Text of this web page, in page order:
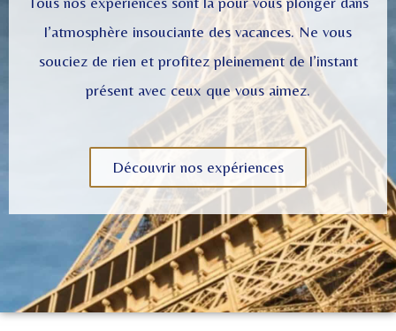
l’atmosphère insouciante des vacances. Ne vous
souciez de rien et profitez pleinement de l’instant
présent avec ceux que vous aimez.
Découvrir nos expériences